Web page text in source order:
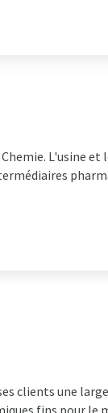
L'usine et
clients une
fins pour le